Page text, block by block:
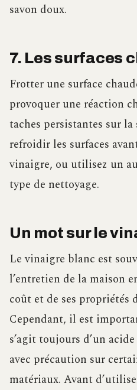
savon doux.
7. Les surfaces
Frotter une surface
provoquer une réaction
taches persistantes sur la
refroidir les surfaces
vinaigre, ou utilisez un
type de nettoyage.
Un mot sur le
Le vinaigre blanc est
l’entretien de la maison
coût et de ses propriétés
Cependant, il est
s’agit toujours d’un
avec précaution sur
matériaux. Avant